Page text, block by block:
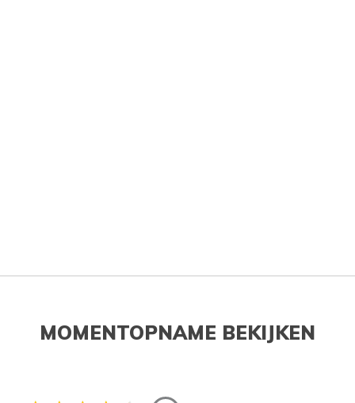
MOMENTOPNAME BEKIJKEN